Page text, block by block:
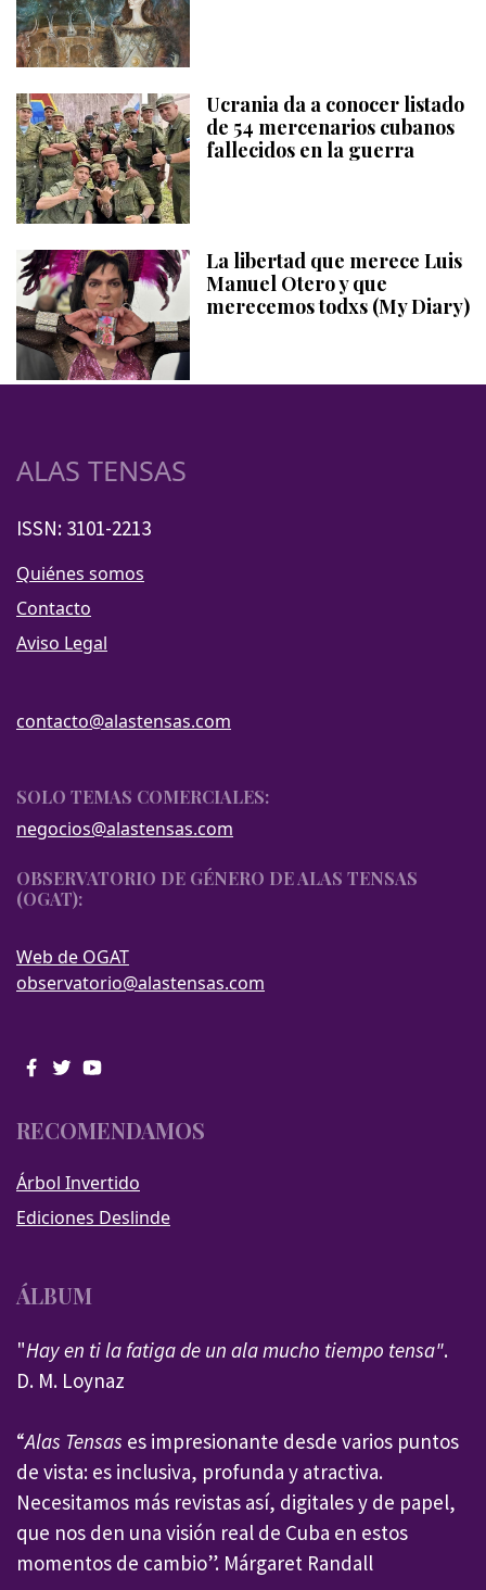
Ucrania da a conocer listado
de 54 mercenarios cubanos
fallecidos en la guerra
La libertad que merece Luis
Manuel Otero y que
merecemos todxs (My Diary)
ALAS TENSAS
ISSN: 3101-2213
Quiénes somos
Contacto
Aviso Legal
contacto@alastensas.com
SOLO TEMAS COMERCIALES:
negocios@alastensas.com
OBSERVATORIO DE GÉNERO DE ALAS TENSAS
(OGAT):
Web de OGAT
observatorio@alastensas.com
RECOMENDAMOS
Árbol Invertido
Ediciones Deslinde
ÁLBUM
"Hay en ti la fatiga de un ala mucho tiempo tensa".
D. M. Loynaz
“Alas Tensas es impresionante desde varios puntos
de vista: es inclusiva, profunda y atractiva.
Necesitamos más revistas así, digitales y de papel,
que nos den una visión real de Cuba en estos
momentos de cambio”. Márgaret Randall